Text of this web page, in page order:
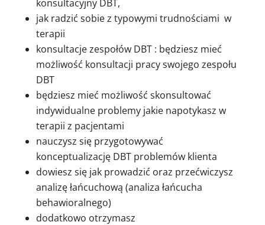
konsultacyjny DBT,
jak radzić sobie z typowymi trudnościami w
terapii
konsultacje zespołów DBT : będziesz mieć
możliwość konsultacji pracy swojego zespołu
DBT
będziesz mieć możliwość skonsultować
indywidualne problemy jakie napotykasz w
terapii z pacjentami
nauczysz się przygotowywać
konceptualizację DBT problemów klienta
dowiesz się jak prowadzić oraz przećwiczysz
analizę łańcuchową (analiza łańcucha
behawioralnego)
dodatkowo otrzymasz